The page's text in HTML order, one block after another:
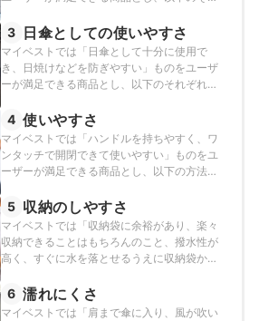
をスコア化しました。
3 日傘としての使いやすさ
マイベストでは「日傘として十分に使用で
き、日焼けなどを防ぎやすい」ものをユーザ
ーが満足できる商品とし、以下のそれぞれの
ア化しました。
4 使いやすさ
マイベストでは「ハンドルを持ちやすく、ワ
ンタッチで開閉できて使いやすい」ものをユ
ーザーが満足できる商品とし、以下の方法で
5 収納のしやすさ
マイベストでは「収納袋に余裕があり、楽々
収納できることはもちろんのこと、撥水性が
高く、すぐに水を落とせるうえに収納袋から
ーが満足できる商品とし、以下の方法で検証
を行いました。
6 濡れにくさ
マイベストでは「肩まで傘に入り、風が吹い